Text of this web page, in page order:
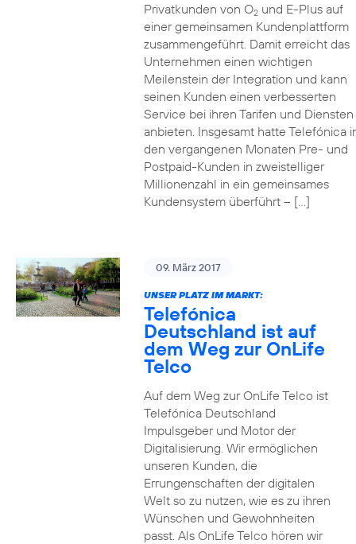
Privatkunden von O2und E-Plus auf
einer gemeinsamen Kundenplattform
zusammengeführt. Damit erreicht das
Unternehmen einen wichtigen
Meilenstein der Integration und kann
seinen Kunden einen verbesserten
Service bei ihren Tarifen und Diensten
anbieten. Insgesamt hatte Telefónica
den vergangenen Monaten Pre- und
Postpaid-Kunden in zweistelliger
Millionenzahl in ein gemeinsames
Kundensystem überführt – […]
09. März 2017
UNSER PLATZ IM MARKT:
Telefónica
Deutschland ist auf
dem Weg zur OnLife
Telco
Auf dem Weg zur OnLife Telco ist
Telefónica Deutschland
Impulsgeber und Motor der
Digitalisierung. Wir ermöglichen
unseren Kunden, die
Errungenschaften der digitalen
Welt so zu nutzen, wie es zu ihren
Wünschen und Gewohnheiten
passt. Als OnLife Telco hören wir